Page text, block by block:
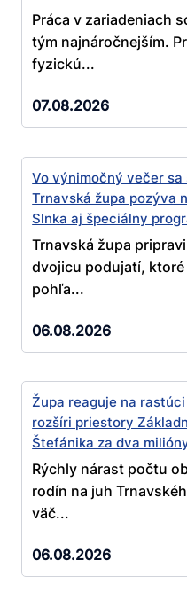
Práca v zariadeniach
tým najnáročnejším.
fyzickú...
07.08.2026
Vo výnimočný večer sa
Trnavská župa pozýva
Slnka aj špeciálny
Trnavská župa
dvojicu podujatí,
pohľa...
06.08.2026
Župa reaguje na
rozšíri priestory
Štefánika za dva
Rýchly nárast počtu
rodín na juh
väč...
06.08.2026